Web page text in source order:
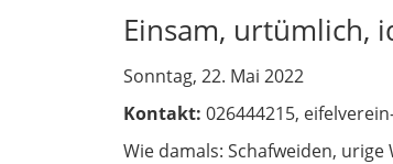
Einsam, urtümlich,
Sonntag, 22. Mai 2022
Kontakt: 026444215,
Wie damals: Schafweiden,